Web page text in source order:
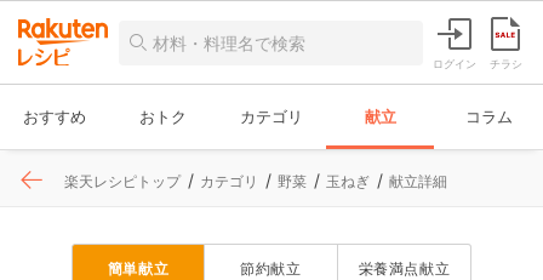
ログイン チラシ
おすすめ おトク カテゴリ 献立 コラム
楽天レシピトップ カテゴリ 野菜 玉ねぎ 献立詳細
簡単献立 節約献立 栄養満点献立